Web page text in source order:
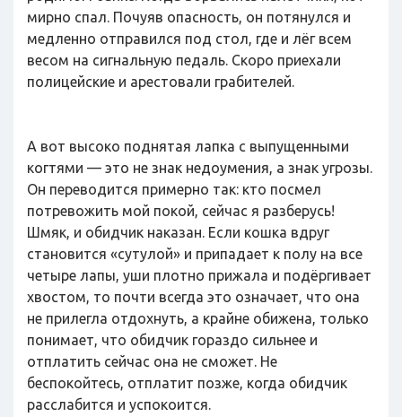
мирно спал. Почуяв опасность, он потянулся и
медленно отправился под стол, где и лёг всем
весом на сигнальную педаль. Скоро приехали
полицейские и арестовали грабителей.
А вот высоко поднятая лапка с выпущенными
когтями — это не знак недоумения, а знак угрозы.
Он переводится примерно так: кто посмел
потревожить мой покой, сейчас я разберусь!
Шмяк, и обидчик наказан. Если кошка вдруг
становится «сутулой» и припадает к полу на все
четыре лапы, уши плотно прижала и подёргивает
хвостом, то почти всегда это означает, что она
не прилегла отдохнуть, а крайне обижена, только
понимает, что обидчик гораздо сильнее и
отплатить сейчас она не сможет. Не
беспокойтесь, отплатит позже, когда обидчик
расслабится и успокоится.